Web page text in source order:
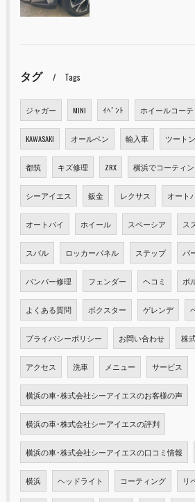
タグ Tags
ジャガー MINI ｲﾍﾞﾝﾄ ホイールコー
KAWASAKI オールペン 輸入車 ツートン
都筑 キズ修理 ZRX 横浜でコーティ
シーアイエス 鈑金 レクサス オート
オートバイ ホイール スペーシア ス
スバル ロッカーパネル ステップ パ
バンパー修理 フェンダー ヘコミ ボ
よくある質問 ボクスター ゲレンデ
プライバシーポリシー お問い合わせ 株
アクセス 洗車 メニュー サービス
横浜の車･株式会社シーアイエスのお客様の声
横浜の車･株式会社シーアイエスの評判
横浜の車･株式会社シーアイエスの口コミ情報
横浜 ヘッドライト コーティング リ